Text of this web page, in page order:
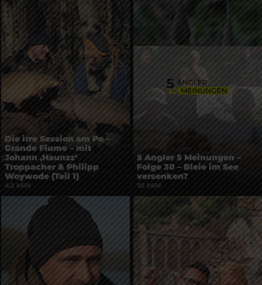
42 MIN
Die irre Session am Po –
Grande Fiume – mit
Johann ‚Haunzz‘
Troppacher & Philipp
Woywode (Teil 1)
10 MIN
5 Angler 5 Meinungen –
Folge 30 – Bleie im See
versenken?